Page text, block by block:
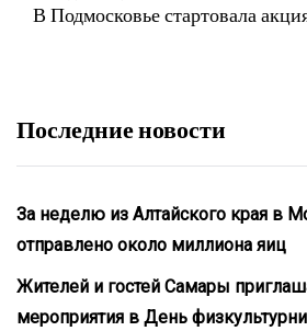
В Подмосковье стартовала
Последние новости
За неделю из Алтайского края в
отправлено около миллиона яиц
Жителей и гостей Самары
мероприятия в День